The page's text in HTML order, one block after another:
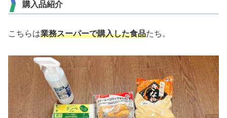
購入品紹介
こちらは業務スーパーで購入した食品たち。